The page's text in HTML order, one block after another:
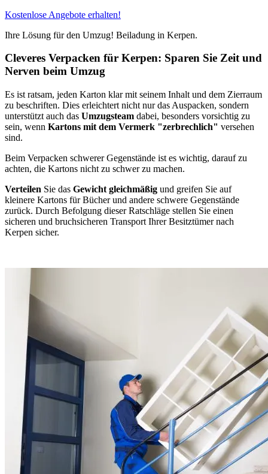
Kostenlose Angebote erhalten!
Ihre Lösung für den Umzug! Beiladung in Kerpen.
Cleveres Verpacken für Kerpen: Sparen Sie Zeit und
Nerven beim Umzug
Es ist ratsam, jeden Karton klar mit seinem Inhalt und dem Zierraum
zu beschriften. Dies erleichtert nicht nur das Auspacken, sondern
unterstützt auch das Umzugsteam dabei, besonders vorsichtig zu
sein, wenn Kartons mit dem Vermerk "zerbrechlich" versehen
sind.
Beim Verpacken schwerer Gegenstände ist es wichtig, darauf zu
achten, die Kartons nicht zu schwer zu machen.
Verteilen Sie das Gewicht gleichmäßig und greifen Sie auf
kleinere Kartons für Bücher und andere schwere Gegenstände
zurück. Durch Befolgung dieser Ratschläge stellen Sie einen
sicheren und bruchsicheren Transport Ihrer Besitztümer nach
Kerpen sicher.